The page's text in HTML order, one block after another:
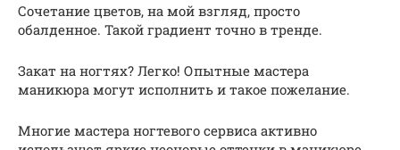
Сочетание цветов, на мой взгляд, просто
обалденное. Такой градиент точно в тренде.
Закат на ногтях? Легко! Опытные мастера
маникюра могут исполнить и такое пожелание.
Многие мастера ногтевого сервиса активно